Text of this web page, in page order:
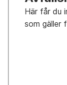
Här får du
som gäller